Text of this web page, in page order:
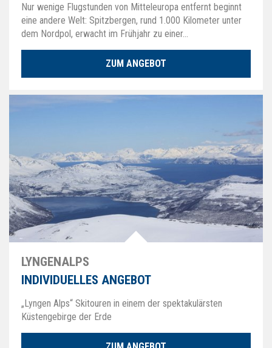
Nur wenige Flugstunden von Mitteleuropa entfernt beginnt
eine andere Welt: Spitzbergen, rund 1.000 Kilometer unter
dem Nordpol, erwacht im Frühjahr zu einer…
ZUM ANGEBOT
LYNGENALPS
INDIVIDUELLES ANGEBOT
„Lyngen Alps“ Skitouren in einem der spektakulärsten
Küstengebirge der Erde